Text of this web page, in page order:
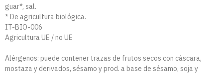
guar*, sal.
* De agricultura biológica.
IT-BIO-006
Agricultura UE / no UE
Alérgenos: puede contener trazas de frutos secos con cáscara,
mostaza y derivados, sésamo y prod. a base de sésamo, soja y